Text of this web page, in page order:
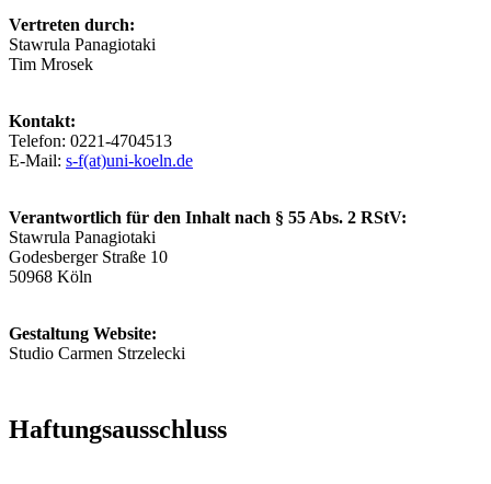
Vertreten durch:
Stawrula Panagiotaki
Tim Mrosek
Kontakt:
Telefon: 0221-4704513
E-Mail: s-f(at)uni-koeln.de
Verantwortlich für den Inhalt nach § 55 Abs. 2 RStV:
Stawrula Panagiotaki
Godesberger Straße 10
50968 Köln
Gestaltung Website:
Studio Carmen Strzelecki
Haftungsausschluss